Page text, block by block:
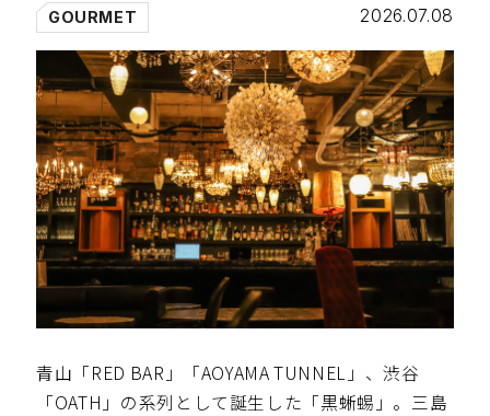
GOURMET 2026.07.08
青山「RED BAR」「AOYAMA TUNNEL」、渋谷
「OATH」の系列として誕生した「黒蜥蜴」。三島